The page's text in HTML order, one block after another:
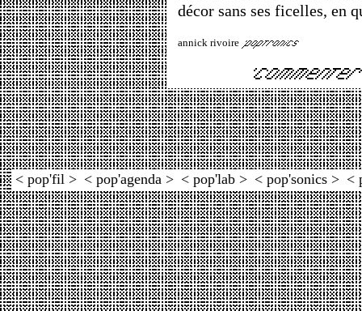
décor sans ses ficelles, en
annick rivoire
< pop'fil > < pop'agenda > < pop'lab > < pop'sonics > <